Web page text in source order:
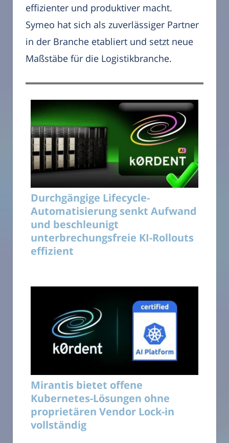
effizienter und produktiver macht.
Symeo hat sich als zuverlässiger Partner
in der Branche etabliert und setzt neue
Maßstäbe für die Logistikbranche.
Durchgängige Lifecycle-
Automatisierung senkt Aufwand
und beschleunigt
unterbrechungsfreie KI-Rollouts
effizient
Mirantis bietet offene
Kubernetes-Lösungen ohne
proprietären Vendor Lock-in
vollständig